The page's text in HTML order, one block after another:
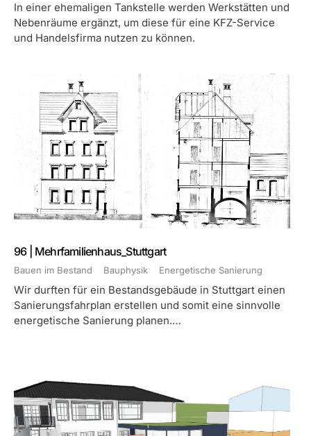
In einer ehemaligen Tankstelle werden Werkstätten und
Nebenräume ergänzt, um diese für eine KFZ-Service
und Handelsfirma nutzen zu können.
96 | Mehrfamilienhaus_Stuttgart
Bauen im Bestand Bauphysik Energetische Sanierung
Wir durften für ein Bestandsgebäude in Stuttgart einen
Sanierungsfahrplan erstellen und somit eine sinnvolle
energetische Sanierung planen.…